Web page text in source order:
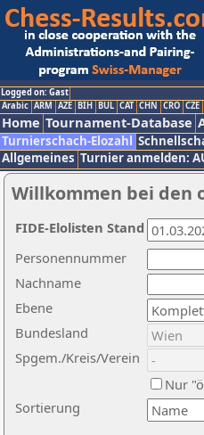
Logged on: Gast
Arabic ARM AZE BIH BUL CAT CHN CRO CZE
Home Tournament-Database
Turnierschach-Elozahl
Allgemeines Turnier anmelden:
Willkommen bei den
Nachname
Ebene
Sortierung
Personennummer
Bundesland
Spgem./Kreis/Verein
Nur
FIDE-Elolisten Stand